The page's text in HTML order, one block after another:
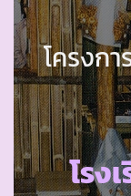
โครงก
โรง